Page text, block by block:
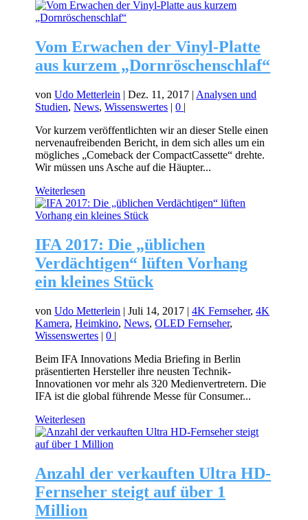
Vom Erwachen der Vinyl-Platte
aus kurzem „Dornröschenschlaf“
vonUdo Metterlein |Dez. 11, 2017 | Analysen und
Studien,News,Wissenswertes |0 |
Vor kurzem veröffentlichten wir an dieser Stelle einen
nervenaufreibenden Bericht, in dem sich alles um ein
mögliches „Comeback der CompactCassette“ drehte.
Wir müssen uns Asche auf die Häupter...
Weiterlesen
IFA 2017: Die „üblichen
Verdächtigen“ lüften Vorhang
ein kleines Stück
vonUdo Metterlein |Juli 14, 2017 |4K Fernseher,4K
Kamera,Heimkino,News,OLED Fernseher,
Wissenswertes |0 |
Beim IFA Innovations Media Briefing in Berlin
präsentierten Hersteller ihre neusten Technik-
Innovationen vor mehr als 320 Medienvertretern. Die
IFA ist die global führende Messe für Consumer...
Weiterlesen
Anzahl der verkauften Ultra HD-
Fernseher steigt auf über 1
Million